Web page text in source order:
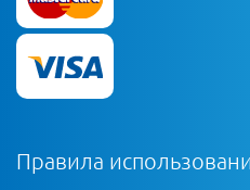
Правила